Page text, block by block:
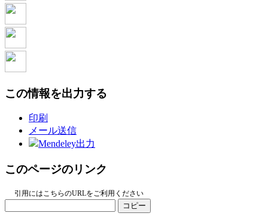
この情報を出力する
印刷
メール送信
Mendeley出力
このページのリンク
引用にはこちらのURLをご利用ください
コピー